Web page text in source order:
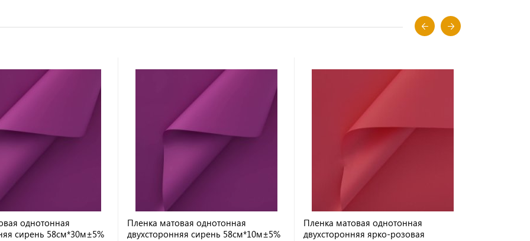
однотонная
сирень 58см*30м±5%
Пленка матовая однотонная
двухсторонняя сирень 58см*10м±5%
Пленка матовая однотонная
двухсторонняя ярко-розовая